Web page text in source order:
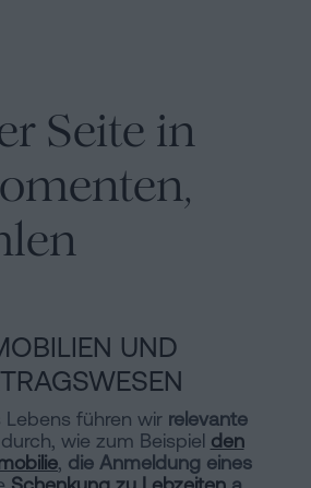
Seite in
UND
Lebens führen wir relevante
wie zum Beispiel den
die Anmeldung eines
Schenkung zu Lebzeitenan